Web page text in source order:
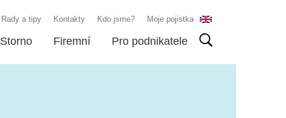
Rady a tipy Kontakty Kdo jsme? Moje pojistka
Storno Firemní Pro podnikatele